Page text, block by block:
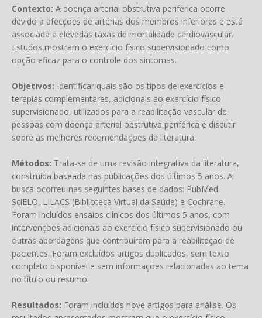
Contexto: A doença arterial obstrutiva periférica ocorre
devido a afecções de artérias dos membros inferiores e está
associada a elevadas taxas de mortalidade cardiovascular.
Estudos mostram o exercício físico supervisionado como
opção eficaz para o controle dos sintomas.
Objetivos: Identificar quais são os tipos de exercícios e
terapias complementares, adicionais ao exercício físico
supervisionado, utilizados para a reabilitação vascular de
pessoas com doença arterial obstrutiva periférica e discutir
sobre as melhores recomendações da literatura.
Métodos: Trata-se de uma revisão integrativa da literatura,
construída baseada nas publicações dos últimos 5 anos. A
busca ocorreu nas seguintes bases de dados: PubMed,
SciELO, LILACS (Biblioteca Virtual da Saúde) e Cochrane.
Foram incluídos ensaios clínicos dos últimos 5 anos, com
intervenções adicionais ao exercício físico supervisionado ou
outras abordagens que contribuíram para a reabilitação de
pacientes. Foram excluídos artigos duplicados, sem texto
completo disponível e sem informações relacionadas ao tema
no título ou resumo.
Resultados: Foram incluídos nove artigos para análise. Os